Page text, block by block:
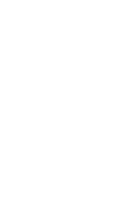
por QR en la
en la billetera
de facturas, ni